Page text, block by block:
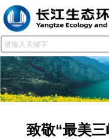
致敬“最美